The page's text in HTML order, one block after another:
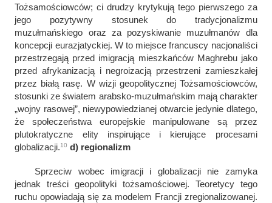
Tożsamościowców; ci drudzy krytykują tego pierwszego za
jego pozytywny stosunek do tradycjonalizmu
muzułmańskiego oraz za pozyskiwanie muzułmanów dla
koncepcji eurazjatyckiej. W to miejsce francuscy nacjonaliści
przestrzegają przed imigracją mieszkańców Maghrebu jako
przed afrykanizacją i negroizacją przestrzeni zamieszkałej
przez białą rasę. W wizji geopolitycznej Tożsamościowców,
stosunki ze światem arabsko-muzułmańskim mają charakter
„wojny rasowej”, niewypowiedzianej otwarcie jedynie dlatego,
że społeczeństwa europejskie manipulowane są przez
plutokratyczne elity inspirujące i kierujące procesami
globalizacji.10 d) regionalizm
Sprzeciw wobec imigracji i globalizacji nie zamyka
jednak treści geopolityki tożsamościowej. Teoretycy tego
ruchu opowiadają się za modelem Francji zregionalizowanej.